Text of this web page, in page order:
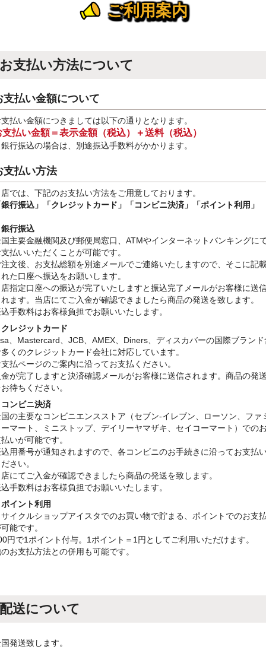
ご利用案内
お支払い方法について
支払い金額について
払い金額につきましては以下の通りとなります。
支払い金額＝表示金額（税込）＋送料（税込）
行振込の場合は、別途振込手数料がかかります。
支払い方法
では、下記のお支払い方法をご用意しております。
行振込」
「クレジットカード」「コンビニ決済」「ポイント利用」
行振込
主要金融機関及び郵便局窓口、ATMやインターネットバンキングに
払いいただくことが可能です。
文後、お支払総額を別途メールでご連絡いたしますので、そこに記
た口座へ振込をお願いします。
指定口座への振込が完了いたしますと振込完了メールがお客様に送
ます。当店にてご入金が確認できましたら商品の発送を致します。
手数料はお客様負担でお願いいたします。
レジットカード
、Mastercard、JCB、AMEX、Diners、ディスカバーの国際ブランド
くのクレジットカード会社に対応しています。
払ページのご案内に沿ってお支払ください。
が完了しますと決済確認メールがお客様に送信されます。商品の発
待ちください。
ンビニ決済
の主要なコンビニエンスストア（セブン-イレブン、ローソン、ファ
マート、ミニストップ、デイリーヤマザキ、セイコーマート）での
いが可能です。
用番号が通知されますので、各コンビニのお手続きに沿ってお支払
さい。
にてご入金が確認できましたら商品の発送を致します。
手数料はお客様負担でお願いいたします。
イント利用
イクルショップアイスタでのお買い物で貯まる、ポイントでのお支
能です。
円で1ポイント付与。1ポイント＝1円としてご利用いただけます。
お支払方法との併用も可能です。
配送について
発送致します。